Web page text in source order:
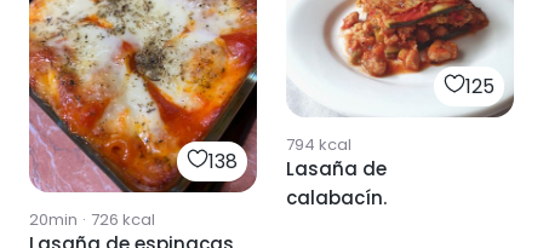
138
20min · 726 kcal
125
794 kcal
Lasaña de
calabacín.